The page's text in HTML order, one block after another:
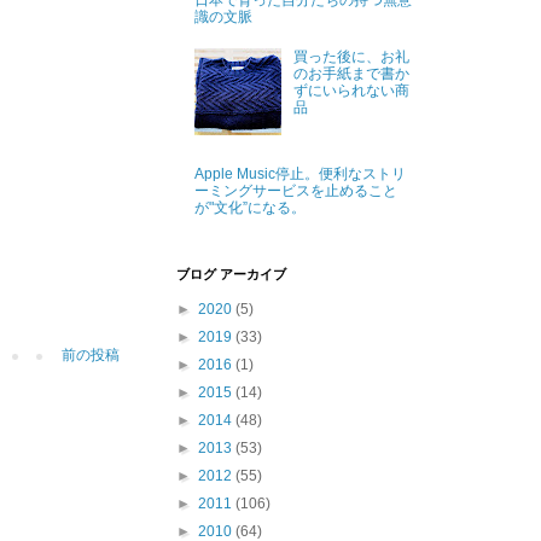
前の投稿
識の文脈
買った後に、お礼
のお手紙まで書か
ずにいられない商
品
Apple Music停止。便利なストリ
ーミングサービスを止めること
が"文化”になる。
ブログ アーカイブ
► 2020 (5)
► 2019 (33)
► 2016 (1)
► 2015 (14)
► 2014 (48)
► 2013 (53)
► 2012 (55)
► 2011 (106)
► 2010 (64)